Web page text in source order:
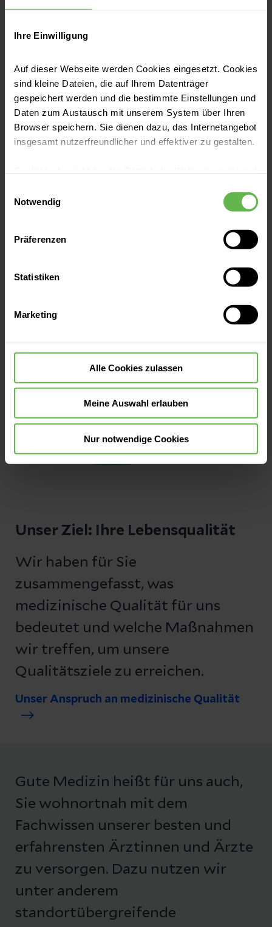
Ihre Einwilligung
Auf dieser Webseite werden Cookies eingesetzt. Cookies
sind kleine Dateien, die auf Ihrem Datenträger
gespeichert werden und die bestimmte Einstellungen und
Daten zum Austausch mit unserem System über Ihren
Browser speichern. Sie dienen dazu, das Internetangebot
insgesamt nutzerfreundlicher und effektiver zu gestalten.
eingesetzt werden.
Es steht Ihnen frei, unsere Seite mit nur den notwendigen
Cookies zu benutzen, eine individuelle Auswahl
oder durch Auswahl von „Alle Cookies akzeptieren“ in die
widerrufen.
Notwendig
Präferenzen
Statistiken
Marketing
Alle Cookies zulassen
Meine Auswahl erlauben
Nur notwendige Cookies
werden? Für medizinische Laien ist
es oft schwer, eine Antwort auf
es Ihnen so leicht wie möglich
machen, unsere Qualität
nachzuprüfen: Auf dieser Seite
finden Sie gebündelt alle
für eines unserer Krankenhäuser
Unser Ziel: Ihre Lebensqualität
Wir haben für Sie
zusammengefasst, was
medizinische Qualität für uns
bedeutet und welche Maßnahmen
wir treffen, um unsere
Qualitätsziele zu erreichen.
Unser Anspruch an medizinische Qualität
Gute Medizin heißt für uns auch,
Sie wohnortnah mit dem
Fachwissen unserer besten und
erfahrensten Ärztinnen und Ärzte
zu versorgen. Dazu nutzen wir
unter anderem
standortübergreifende